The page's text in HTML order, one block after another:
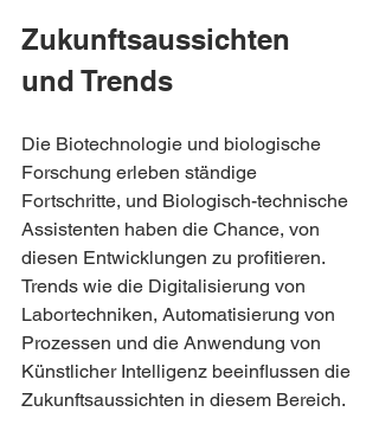
Zukunftsaussichten
und Trends
Die Biotechnologie und biologische
Forschung erleben ständige
Fortschritte, und Biologisch-technische
Assistenten haben die Chance, von
diesen Entwicklungen zu profitieren.
Trends wie die Digitalisierung von
Labortechniken, Automatisierung von
Prozessen und die Anwendung von
Künstlicher Intelligenz beeinflussen die
Zukunftsaussichten in diesem Bereich.